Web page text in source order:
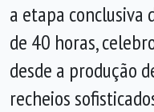
a etapa conclusiva
de 40 horas,
desde a produção
recheios